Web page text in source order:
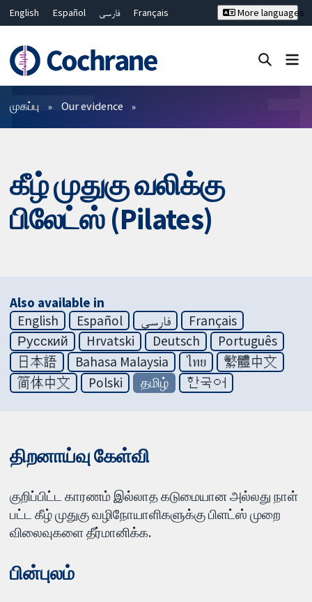
English Español فارسی
Français
Bahasa Malaysia
ไทย
繁體中文
简体中文
More languages
வடிகட்டிகள்
முகப்பு Our evidence
கீழ் முதுகு வலிக்கு
பிலேட்ஸ் (Pilates)
Also available in
English
Español فارسی
Français
Русский
Hrvatski Deutsch
Português
日本語
Bahasa Malaysia ไทย
繁體中文
简体中文
Polski தமிழ் 한국어
திறனாய்வு கேள்வி
குறிப்பிட்ட காரணம் இல்லாத கடுமையான அல்லது நாள்
பட்ட கீழ் முதுகு வழிநோயாளிகளுக்கு பிளட்ஸ் முறை
விலைவுகளை தீர்மானிக்க.
பின்புலம்